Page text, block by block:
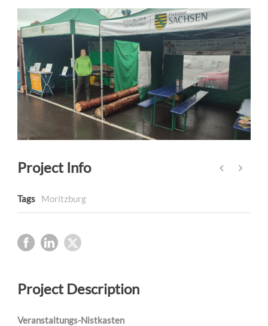
Project Info
Tags Moritzburg
Project Description
Veranstaltungs-Nistkasten